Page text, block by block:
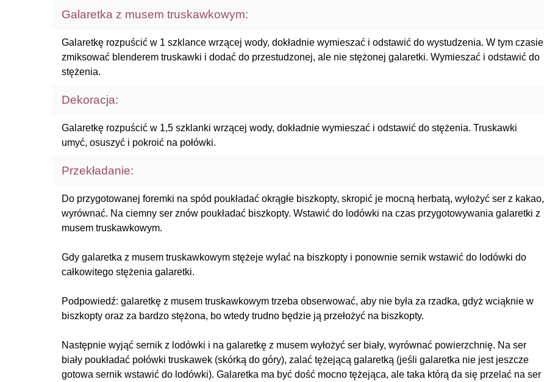
Galaretka z musem truskawkowym:
Galaretkę rozpuścić w 1 szklance wrzącej wody, dokładnie wymieszać i odstawić do wystudzenia. W tym czasie
zmiksować blenderem truskawki i dodać do przestudzonej, ale nie stężonej galaretki. Wymieszać i odstawić do
stężenia.
Dekoracja:
Galaretkę rozpuścić w 1,5 szklanki wrzącej wody, dokładnie wymieszać i odstawić do stężenia. Truskawki
umyć, osuszyć i pokroić na połówki.
Przekładanie:
Do przygotowanej foremki na spód poukładać okrągłe biszkopty, skropić je mocną herbatą, wyłożyć ser z kakao,
wyrównać. Na ciemny ser znów poukładać biszkopty. Wstawić do lodówki na czas przygotowywania galaretki z
musem truskawkowym.
Gdy galaretka z musem truskawkowym stężeje wylać na biszkopty i ponownie sernik wstawić do lodówki do
całkowitego stężenia galaretki.
Podpowiedź: galaretkę z musem truskawkowym trzeba obserwować, aby nie była za rzadka, gdyż wciąknie w
biszkopty oraz za bardzo stężona, bo wtedy trudno będzie ją przełożyć na biszkopty.
Następnie wyjąć sernik z lodówki i na galaretkę z musem wyłożyć ser biały, wyrównać powierzchnię. Na ser
biały poukładać połówki truskawek (skórką do góry), zalać tężejącą galaretką (jeśli galaretka nie jest jeszcze
gotowa sernik wstawić do lodówki). Galaretka ma być dość mocno tężejąca, ale taka którą da się przelać na ser